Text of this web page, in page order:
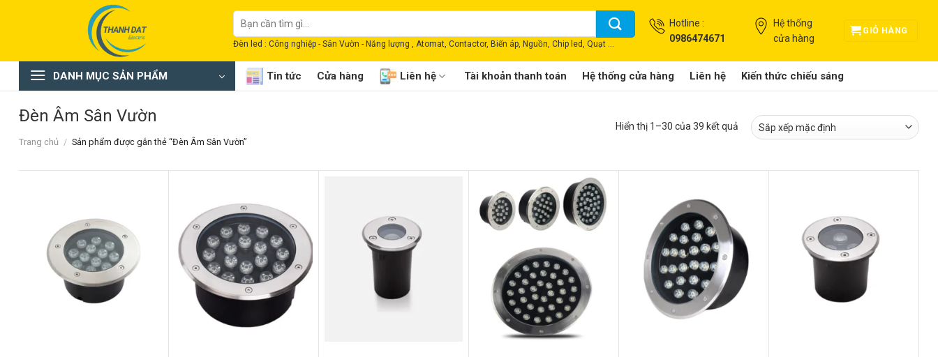
dung
Tìm
kiếm:
Đèn led : Công nghiệp - Sân Vườn - Năng lượng , Atomat, Contactor, Biến áp, Nguồn, Chip led, Quạt ...
Hotline :
0986474671
Hệ thống
cửa hàng
GIỎ HÀNG
DANH MỤC SẢN PHẨM Tin tức Cửa hàng Liên hệ Tài khoản thanh toán Hệ thống cửa hàng Liên hệ Kiến thức chiếu sáng
Đèn Âm Sân Vườn
Trang chủ / Sản phẩm được gắn thẻ “Đèn Âm Sân Vườn”
Hiển thị 1–30 của 39 kết quả